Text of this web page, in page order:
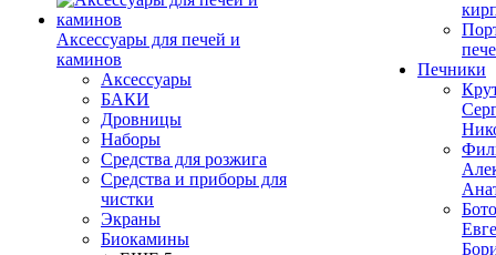
Аксессуары для печей и
каминов
Аксессуары
БАКИ
Дровницы
Наборы
Средства для розжига
Средства и приборы для
чистки
Экраны
Биокамины
Печники